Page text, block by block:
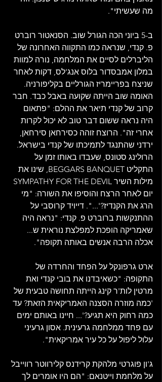
מה שעשיתי".
ב-5 ביוני הכה הגורל שוב. הסנאטור רוברט
פ. קנדי, שנראה כמו התקווה האחרונה של
הליברלים לסיים את המלחמה, נורה למוות
במלון אמבסדור בלוס אנג'לס, דקות לאחר
שניצח בפריימריז הגורליים בקליפורניה.
האומה שוב הייתה שקועה באבל כבד. חבר
קרוב של קנדי תיאר את ההלם: "פתאום
היה נראה ששום דבר טוב לא יכול לקרות
אחרי זה". הרוצח זוהה כסירחאן סירחאן,
ירדני שהתנגד לתמיכתו של קנדי בישראל.
הרולינג סטונס, שעבדו באותו זמן על
התקליט BEGGARS BANQUET, שינו את
יום לאחר הרצח והוסיפו את השורה: "מי
הרג את הקנדיז?'...". דייויד קרוסבי על
ההתנקשות ברוברט פ. קנדי: "נראה היה
שאמריקה הופכת למפלצת נוראית ש...
אכלה הרבה אנשים באותה תקופה".
ארט גרפונקל על הפחד והחרדה של
התקופה: "כשאיבדנו את בובי קנדי ​​ואת
מרטין לות'ר קינג הייתה תחושה טבעית של
'כמה מוזרה הסצנה האמריקאית הזאת? עד
כמה רחוק היא תגיע?'... חיינו באותם ימים
עם פחד ממלחמה גרעינית. אסון גרעיני
עלול ליפול על כל עיר אמריקאית".
ג'ון פוגרטי מלהקת קרידנס קלירווטר רווייבל
על מלחמת וייטנאם: "הם היו אומרים לך